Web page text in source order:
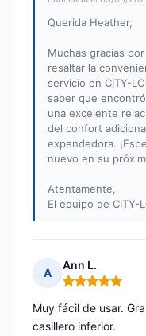
Querida Heather,
Muchas gracias
resaltar la
servicio en CITY-
saber que
una excelente
del confort
expendedora.
nuevo en su
Atentamente,
El equipo de CITY-
A
Ann L.
Nota: 5 de 5
Muy fácil de usar.
casillero inferior.